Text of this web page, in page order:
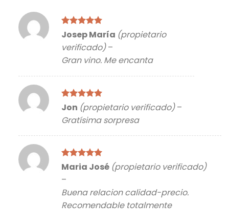
Valorado
de 5
Josep María (propietario
verificado) –
Gran vino. Me encanta
Valorado
5de 5
Jon (propietario verificado) –
Gratísima sorpresa
Valorado
Maria José (propietario verificado)
–
Buena relacion calidad-precio.
Recomendable totalmente